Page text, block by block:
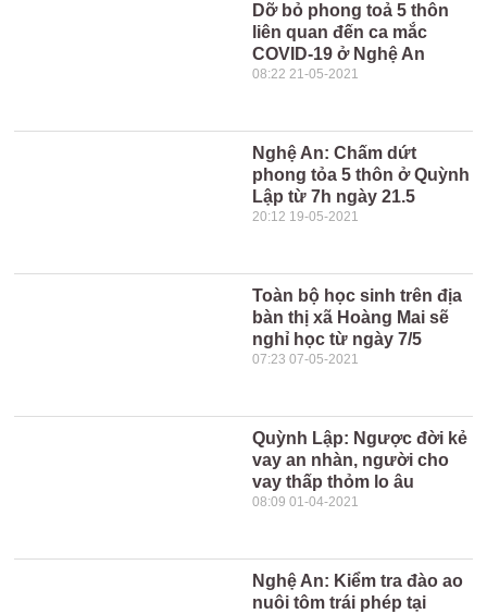
Dỡ bỏ phong toả 5 thôn
liên quan đến ca mắc
COVID-19 ở Nghệ An
08:22 21-05-2021
Nghệ An: Chấm dứt
phong tỏa 5 thôn ở Quỳnh
Lập từ 7h ngày 21.5
20:12 19-05-2021
Toàn bộ học sinh trên địa
bàn thị xã Hoàng Mai sẽ
nghỉ học từ ngày 7/5
07:23 07-05-2021
Quỳnh Lập: Ngược đời kẻ
vay an nhàn, người cho
vay thấp thỏm lo âu
08:09 01-04-2021
Nghệ An: Kiểm tra đào ao
nuôi tôm trái phép tại